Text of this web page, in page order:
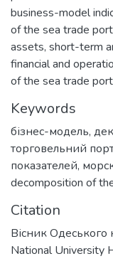
business-model
of the sea trade
assets, short-term
financial and
of the sea trade
Keywords
бізнес-модель,
торговельний
показателей,
decomposition of
Citation
Вісник Одеського
National University